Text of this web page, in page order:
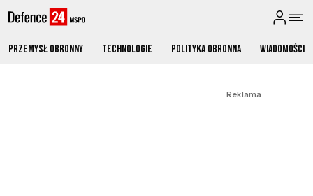
Przemysł obronny Technologie Polityka obronna Wiadomości
Reklama